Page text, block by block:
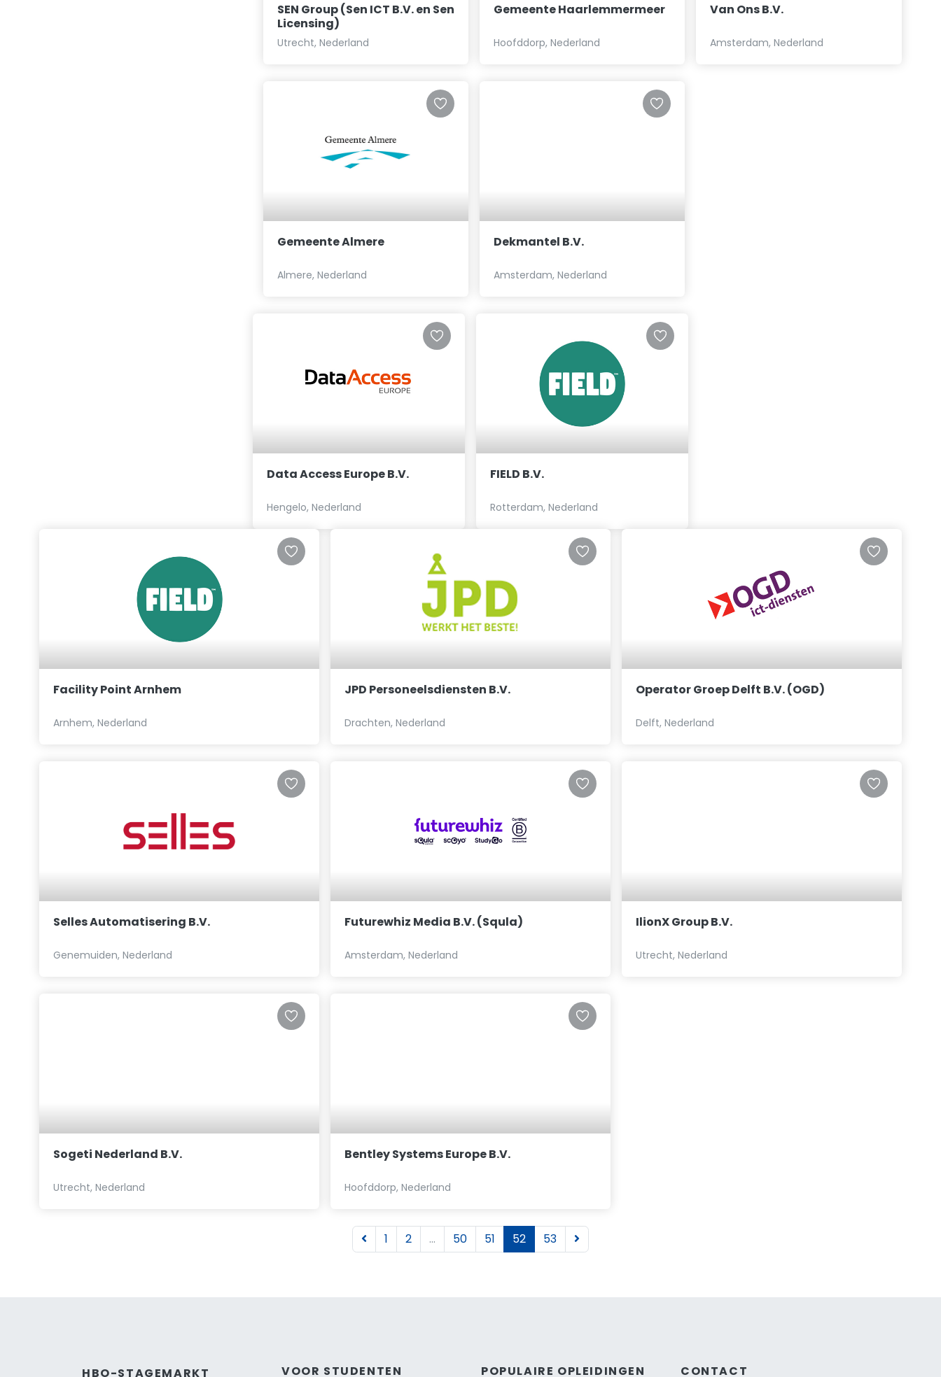
SEN Group (Sen ICT B.V. en Sen
Licensing)
Utrecht, Nederland
Gemeente Haarlemmermeer
Hoofddorp, Nederland
Van Ons B.V.
Amsterdam, Nederland
Gemeente Almere
Almere, Nederland
Dekmantel B.V.
Amsterdam, Nederland
Data Access Europe B.V.
Hengelo, Nederland
FIELD B.V.
Rotterdam, Nederland
Facility Point Arnhem
Arnhem, Nederland
JPD Personeelsdiensten B.V.
Drachten, Nederland
Operator Groep Delft B.V. (OGD)
Delft, Nederland
Selles Automatisering B.V.
Genemuiden, Nederland
Futurewhiz Media B.V. (Squla)
Amsterdam, Nederland
IlionX Group B.V.
Utrecht, Nederland
Sogeti Nederland B.V.
Utrecht, Nederland
Bentley Systems Europe B.V.
Hoofddorp, Nederland
1 2 ... 50 51 52 53
HBO-STAGEMARKT VOOR STUDENTEN POPULAIRE OPLEIDINGEN CONTACT